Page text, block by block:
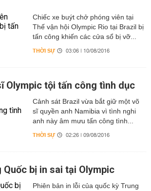
Chiếc xe buýt chở phóng viên tại
Thế vận hội Olympic Rio tại Brazil bị
tấn công khiến các cửa sổ bị vỡ...
THỜI SỰ 03:06 | 10/08/2016
Olympic tội tấn công tình dục
Cảnh sát Brazil vừa bắt giữ một võ
sĩ quyền anh Namibia vì tình nghi
anh này âm mưu tấn công tình...
THỜI SỰ 02:26 | 09/08/2016
Quốc bị in sai tại Olympic
Phiên bản in lỗi của quốc kỳ Trung